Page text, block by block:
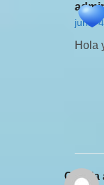
junio
Hola
Cecilia